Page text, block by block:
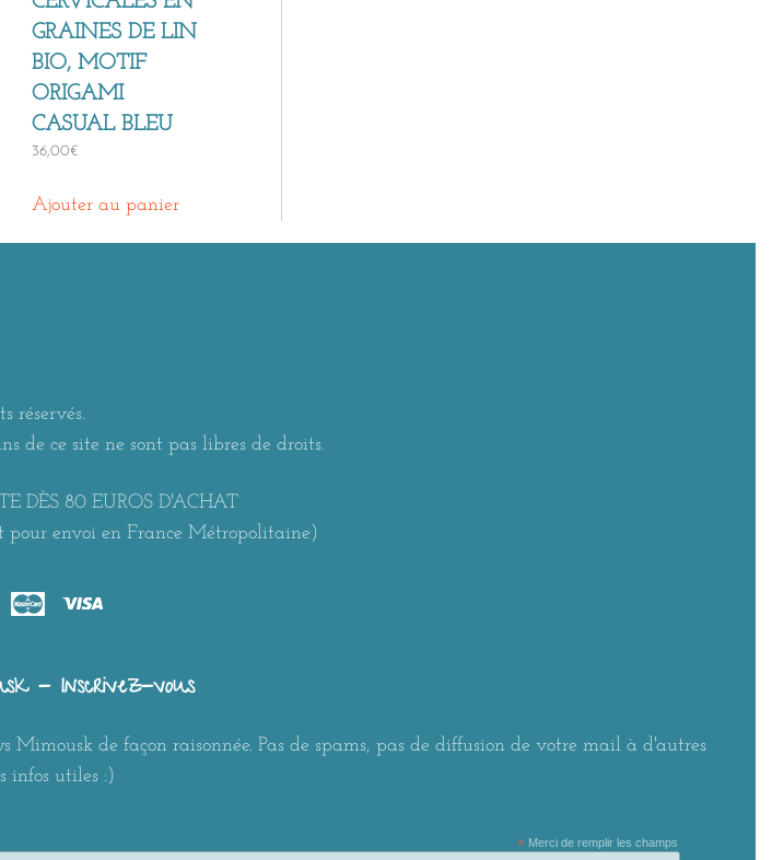
GRAINES DE LIN
BIO, MOTIF
ORIGAMI
CASUAL BLEU
36,00€
Ajouter au panier
réservés.
de ce site ne sont pas libres de droits.
DÈS 80 EUROS D'ACHAT
envoi en France Métropolitaine)
- Inscrivez-vous
Mimousk de façon raisonnée. Pas de spams, pas de diffusion de votre mail à d'autres
infos utiles :)
* Merci de remplir les champs